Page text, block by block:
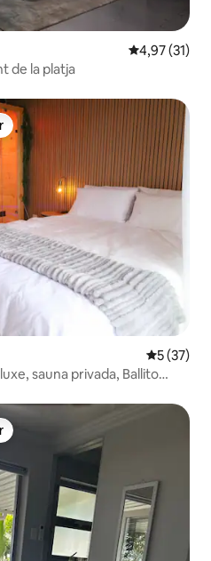
4,97 de
4,97 (31)
de la platja
viatgers
5 de
5 (37)
sauna privada, Ballito
viatgers